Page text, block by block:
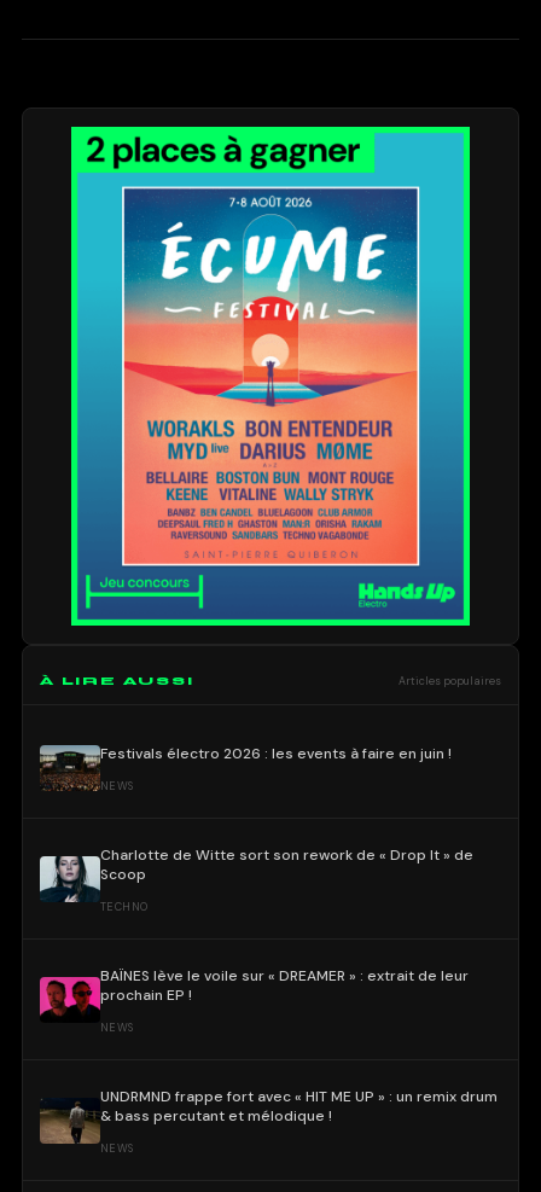
À LIRE AUSSI Articles populaires
Festivals électro 2026 : les events à faire en juin !
NEWS
Charlotte de Witte sort son rework de « Drop It » de
Scoop
TECHNO
BAÏNES lève le voile sur « DREAMER » : extrait de leur
prochain EP !
NEWS
UNDRMND frappe fort avec « HIT ME UP » : un remix drum
& bass percutant et mélodique !
NEWS